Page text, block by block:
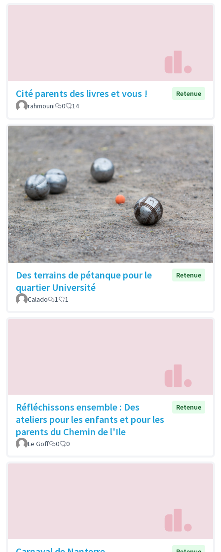
Cité parents des livres et vous !
Retenue
rahmouni
0 14
Des terrains de pétanque pour le
quartier Université
Retenue
Calado 1 1
Réfléchissons ensemble : Des
ateliers pour les enfants et pour les
parents du Chemin de l'Ile
Retenue
Le Goff 0 0